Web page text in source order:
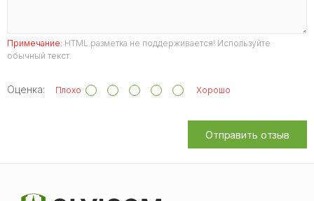
Примечание: HTML разметка не поддерживается! Используйте
обычный текст.
Оценка: Плохо Хорошо
Отправить отзыв